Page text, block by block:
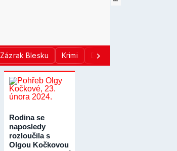
Zázrak Blesku Krimi Donald Trump
Rodina se
naposledy
rozloučila s
Olgou Kočkovou